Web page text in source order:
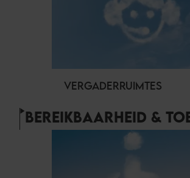
VERGADERRUIMTES
BEREIKBAARHEID &